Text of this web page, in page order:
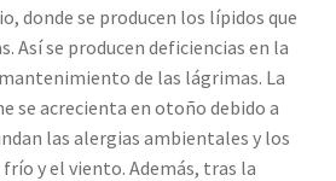
donde se producen los lípidos que
Así se producen deficiencias en la
de las lágrimas. La
se acrecienta en otoño debido a
las alergias ambientales y los
y el viento. Además, tras la